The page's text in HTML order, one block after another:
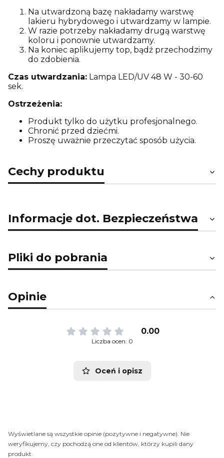
Na utwardzoną bazę nakładamy warstwę
lakieru hybrydowego i utwardzamy w lampie.
W razie potrzeby nakładamy drugą warstwę
koloru i ponownie utwardzamy.
Na koniec aplikujemy top, bądź przechodzimy
do zdobienia.
Czas utwardzania: Lampa LED/UV 48 W - 30-60
sek.
Ostrzeżenia:
Produkt tylko do użytku profesjonalnego.
Chronić przed dziećmi.
Proszę uważnie przeczytać sposób użycia.
Cechy produktu
Informacje dot. Bezpieczeństwa
Pliki do pobrania
Opinie
0.00
Liczba ocen: 0
Oceń i opisz
Wyświetlane są wszystkie opinie (pozytywne i negatywne). Nie
weryfikujemy, czy pochodzą one od klientów, którzy kupili dany
produkt.